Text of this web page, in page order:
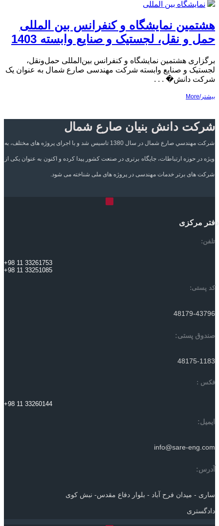
نمایشگاه بین المللی
هشتمین نمایشگاه و کنفرانس بین المللی
حمل و نقل، لجستیک و صنایع وابسته 1403
برگزاری هشتمین نمایشگاه و کنفرانس بین‌المللی حمل‌ونقل،
لجستیک و صنایع وابسته شرکت مهندسی صارع شمال به عنوان یک
شرکت دانش� . . .
بیشتر/More
شرکت دانش بنیان صارع شمال
شرکت مهندسي صارع شمال در سال 1380 تاسيس شد و با اجرای پروژه های مختلف، به
ویژه در حوزه ارتباطات، جایگاه برتری در صنعت کشور پیدا کرده و اکنون به عنوان یکی از
شرکت های برتر خدمات مهندسی در پروژه های ملی شناخته می شود.
دفتر مرکزی
تلفن:
+98 11 33261753
+98 11 33251085
کد پستی:
48179-43796
صندوق پستی:
48175-1183
فکس :
+98 11 33260144
ایمیل:
info@sare-eng.com
آدرس:
ساری - میدان فرح آباد - بلوار دفاع مقدس- نبش کوی
دادگستری